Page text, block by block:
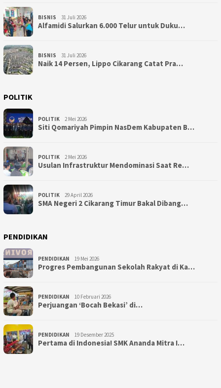
BISNIS 31 Juli 2026
Alfamidi Salurkan 6.000 Telur untuk Duku…
BISNIS 31 Juli 2026
Naik 14 Persen, Lippo Cikarang Catat Pra…
POLITIK
POLITIK 2 Mei 2026
Siti Qomariyah Pimpin NasDem Kabupaten B…
POLITIK 2 Mei 2026
Usulan Infrastruktur Mendominasi Saat Re…
POLITIK 29 April 2026
SMA Negeri 2 Cikarang Timur Bakal Dibang…
PENDIDIKAN
PENDIDIKAN 19 Mei 2026
Progres Pembangunan Sekolah Rakyat di Ka…
PENDIDIKAN 10 Februari 2026
Perjuangan ‘Bocah Bekasi’ di…
PENDIDIKAN 19 Desember 2025
Pertama di Indonesia! SMK Ananda Mitra I…